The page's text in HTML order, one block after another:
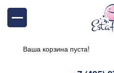
Ваша корзина пуста!